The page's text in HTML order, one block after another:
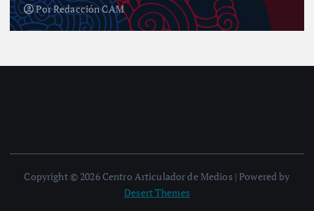
PorRedacción CAM
Copyright © 2026 Centro Articulador de Medios | Powered by
Desert Themes